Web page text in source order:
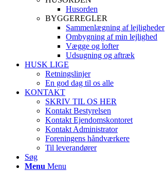
Husorden
BYGGEREGLER
Sammenlægning af lejligheder
Ombygning af min lejlighed
Vægge og lofter
Udsugning og aftræk
HUSK LIGE
Retningslinjer
En god dag til os alle
KONTAKT
SKRIV TIL OS HER
Kontakt Bestyrelsen
Kontakt Ejendomskontoret
Kontakt Administrator
Foreningens håndværkere
Til leverandører
Søg
Menu Menu